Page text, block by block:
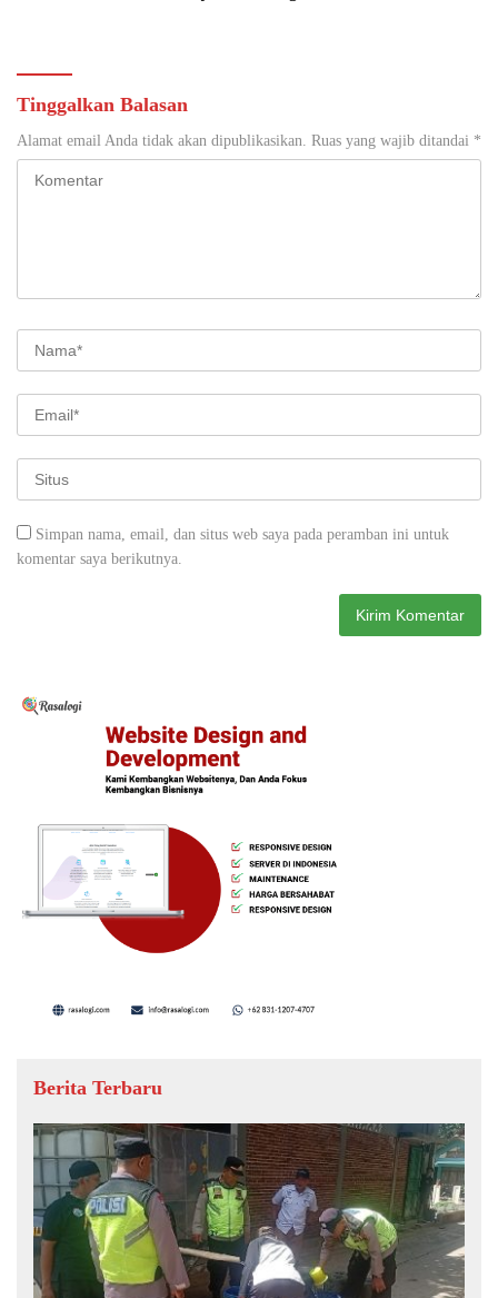
Tinggalkan Balasan
Alamat email Anda tidak akan dipublikasikan. Ruas yang wajib ditandai *
Simpan nama, email, dan situs web saya pada peramban ini untuk
komentar saya berikutnya.
Berita Terbaru